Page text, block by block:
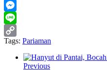
WhatsApp
Messenger
Line
Copy
Link
Tags: Pariaman
Previous